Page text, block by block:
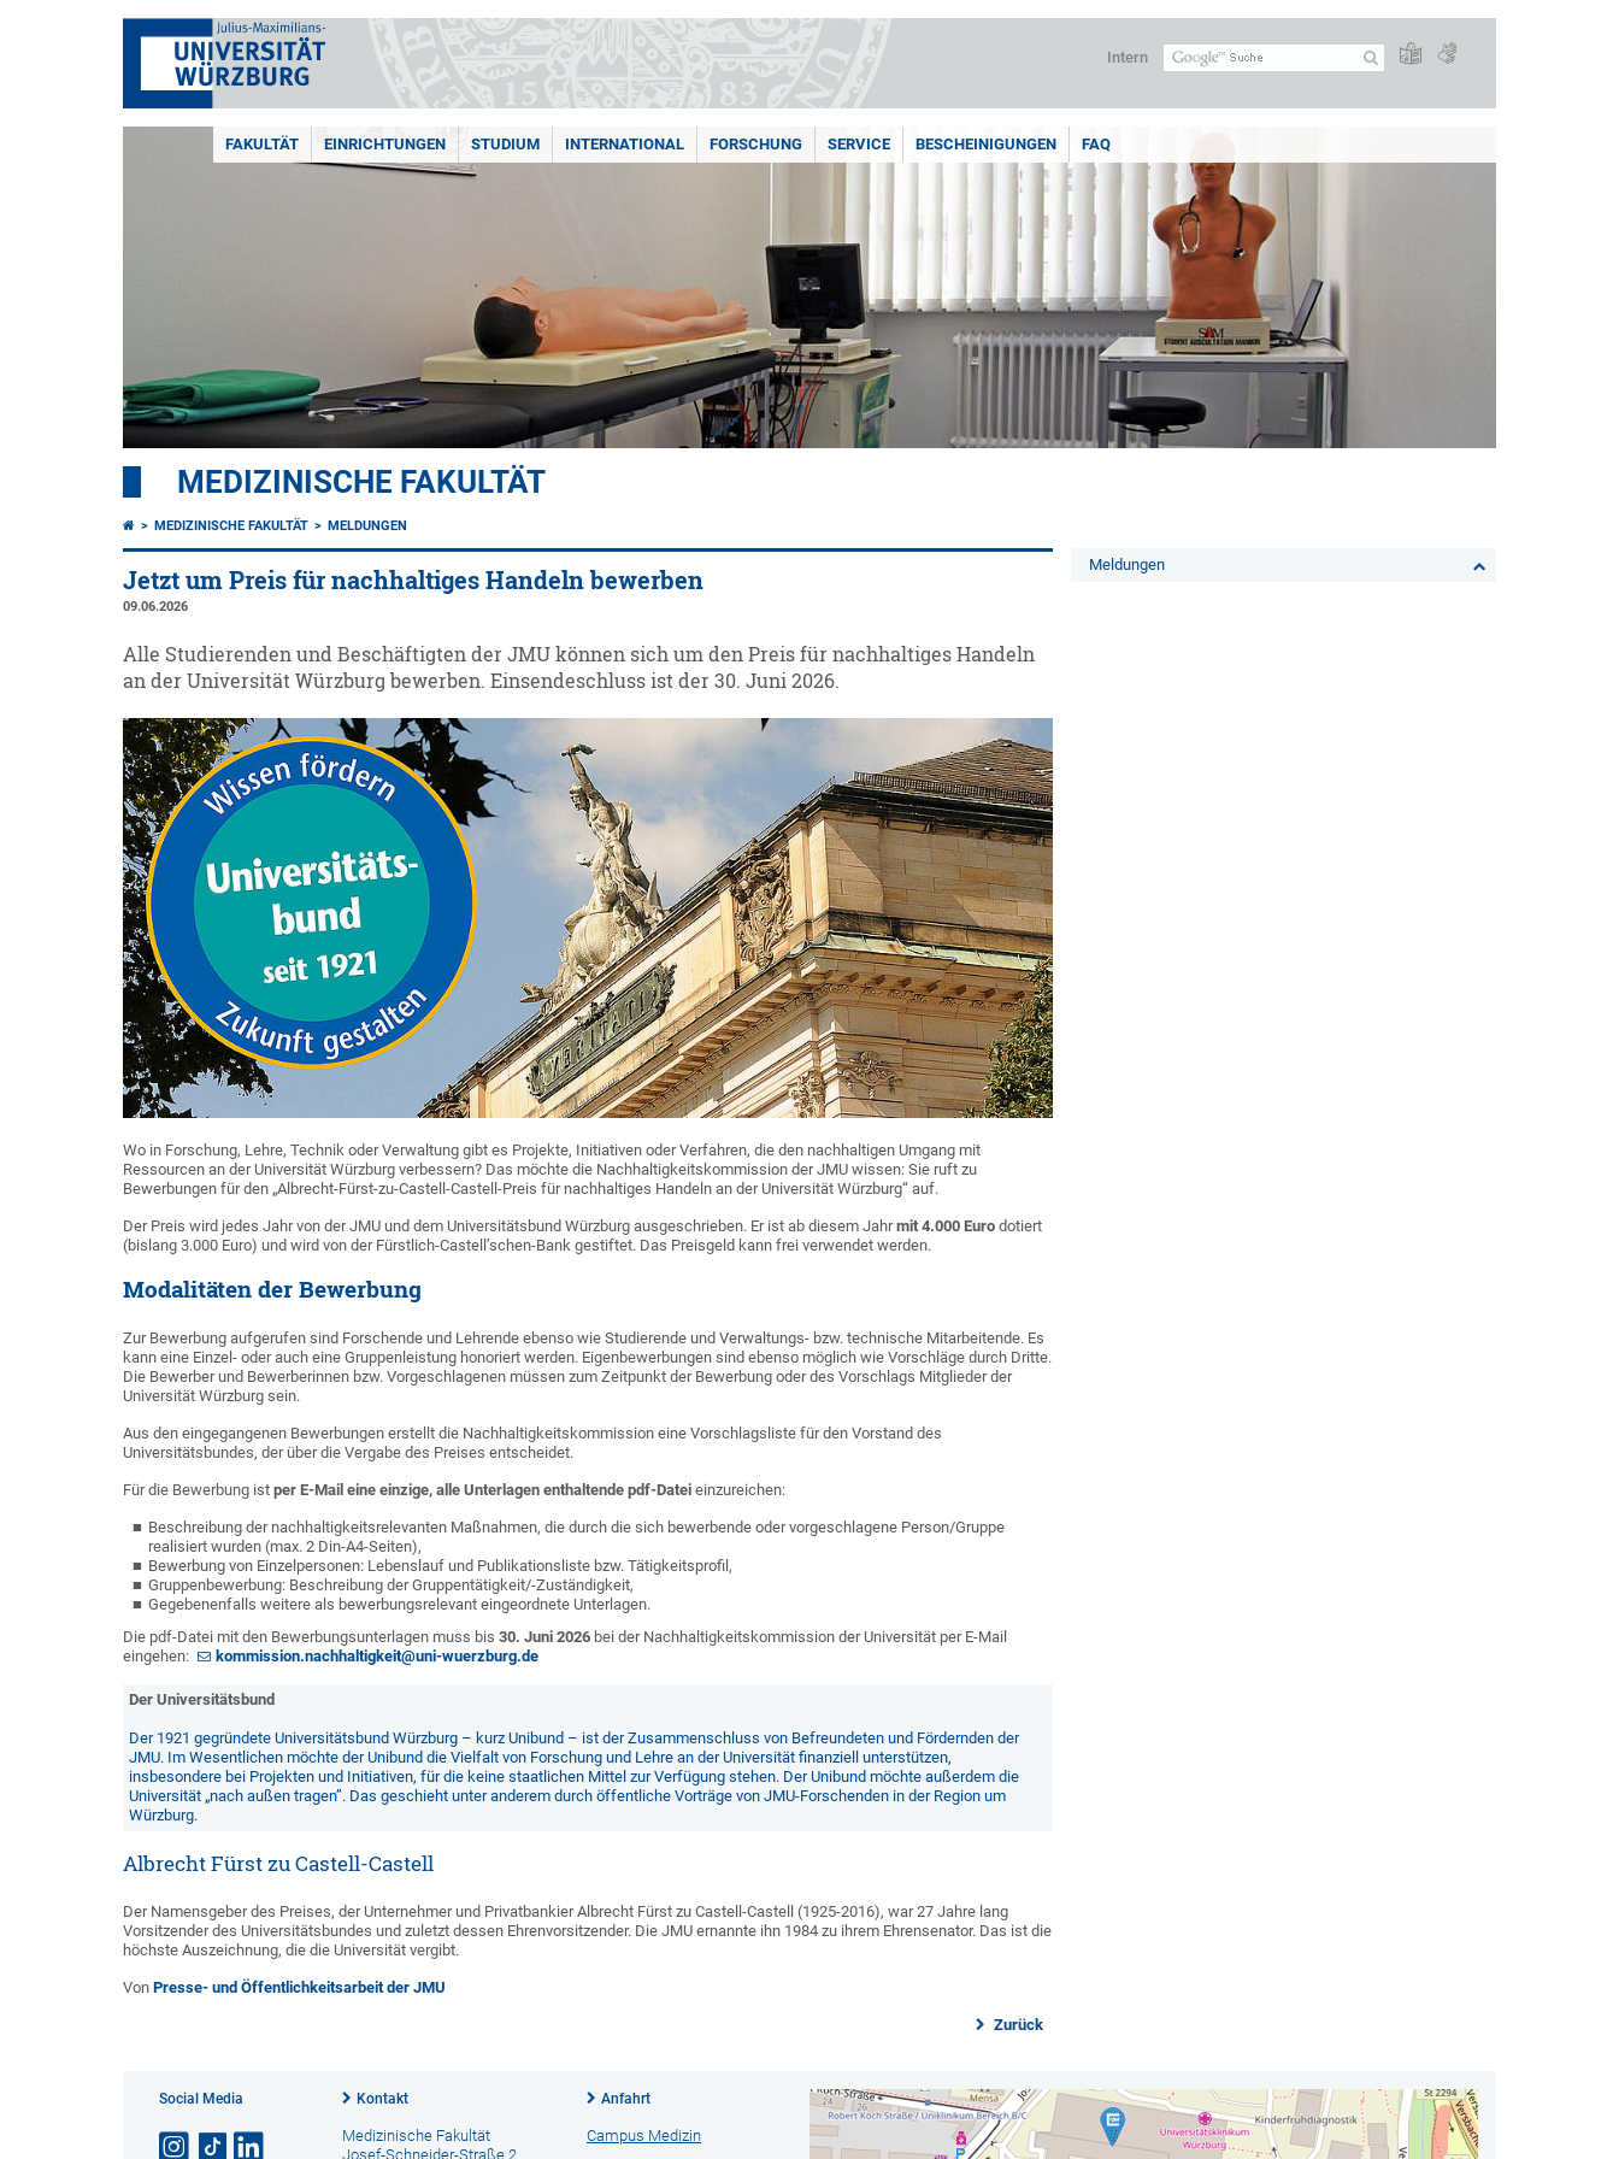
Intern
FAKULTÄT EINRICHTUNGEN STUDIUM INTERNATIONAL FORSCHUNG SERVICE BESCHEINIGUNGEN FAQ
MEDIZINISCHE FAKULTÄT
MEDIZINISCHE FAKULTÄT MELDUNGEN
Jetzt um Preis für nachhaltiges Handeln bewerben
09.06.2026
Alle Studierenden und Beschäftigten der JMU können sich um den Preis für nachhaltiges Handeln
an der Universität Würzburg bewerben. Einsendeschluss ist der 30. Juni 2026.
Wo in Forschung, Lehre, Technik oder Verwaltung gibt es Projekte, Initiativen oder Verfahren, die den nachhaltigen Umgang mit
Ressourcen an der Universität Würzburg verbessern? Das möchte die Nachhaltigkeitskommission der JMU wissen: Sie ruft zu
Bewerbungen für den „Albrecht-Fürst-zu-Castell-Castell-Preis für nachhaltiges Handeln an der Universität Würzburg“ auf.
Der Preis wird jedes Jahr von der JMU und dem Universitätsbund Würzburg ausgeschrieben. Er ist ab diesem Jahrmit 4.000 Euro dotiert
(bislang 3.000 Euro) und wird von der Fürstlich-Castell’schen-Bank gestiftet. Das Preisgeld kann frei verwendet werden.
Modalitäten der Bewerbung
Zur Bewerbung aufgerufen sind Forschende und Lehrende ebenso wie Studierende und Verwaltungs- bzw. technische Mitarbeitende. Es
kann eine Einzel- oder auch eine Gruppenleistung honoriert werden. Eigenbewerbungen sind ebenso möglich wie Vorschläge durch Dritte.
Die Bewerber und Bewerberinnen bzw. Vorgeschlagenen müssen zum Zeitpunkt der Bewerbung oder des Vorschlags Mitglieder der
Universität Würzburg sein.
Aus den eingegangenen Bewerbungen erstellt die Nachhaltigkeitskommission eine Vorschlagsliste für den Vorstand des
Universitätsbundes, der über die Vergabe des Preises entscheidet.
Für die Bewerbung ist per E-Mail eine einzige, alle Unterlagen enthaltende pdf-Datei einzureichen:
Beschreibung der nachhaltigkeitsrelevanten Maßnahmen, die durch die sich bewerbende oder vorgeschlagene Person/Gruppe
realisiert wurden (max. 2 Din-A4-Seiten),
Bewerbung von Einzelpersonen: Lebenslauf und Publikationsliste bzw. Tätigkeitsprofil,
Gruppenbewerbung: Beschreibung der Gruppentätigkeit/-Zuständigkeit,
Gegebenenfalls weitere als bewerbungsrelevant eingeordnete Unterlagen.
Die pdf-Datei mit den Bewerbungsunterlagen muss bis 30. Juni 2026 bei der Nachhaltigkeitskommission der Universität per E-Mail
eingehen:
kommission.nachhaltigkeit@uni-wuerzburg.de
Der Universitätsbund
Der 1921 gegründete Universitätsbund Würzburg – kurz Unibund – ist der Zusammenschluss von Befreundeten und Fördernden der
JMU. Im Wesentlichen möchte der Unibund die Vielfalt von Forschung und Lehre an der Universität finanziell unterstützen,
insbesondere bei Projekten und Initiativen, für die keine staatlichen Mittel zur Verfügung stehen. Der Unibund möchte außerdem die
Universität „nach außen tragen”. Das geschieht unter anderem durch öffentliche Vorträge von JMU-Forschenden in der Region um
Würzburg.
Albrecht Fürst zu Castell-Castell
Der Namensgeber des Preises, der Unternehmer und Privatbankier Albrecht Fürst zu Castell-Castell (1925-2016), war 27 Jahre lang
Vorsitzender des Universitätsbundes und zuletzt dessen Ehrenvorsitzender. Die JMU ernannte ihn 1984 zu ihrem Ehrensenator. Das ist die
höchste Auszeichnung, die die Universität vergibt.
Von Presse- und Öffentlichkeitsarbeit der JMU
Zurück
Meldungen
Social Media Kontakt
Medizinische Fakultät
Josef-Schneider-Straße 2
Anfahrt
Campus Medizin